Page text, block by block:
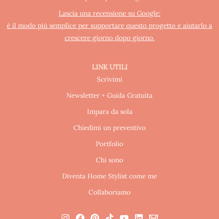
Lascia una recensione su Google:
è il modo più semplice per supportare questo progetto e aiutarlo a
crescere giorno dopo giorno.
LINK UTILI
Scrivimi
Newsletter + Guida Gratuita
Impara da sola
Chiedimi un preventivo
Portfolio
Chi sono
Diventa Home Stylist come me
Collaboriamo